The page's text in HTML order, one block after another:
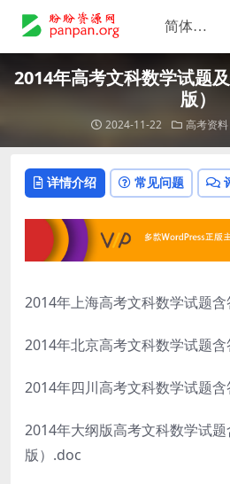
2014年高考文科数学试题
版）
2024-11-22 高考资料
详情介绍 常见问题
2014年上海高考文科数学试题
2014年北京高考文科数学试题
2014年四川高考文科数学试题
2014年大纲版高考文科数学试
版）.doc